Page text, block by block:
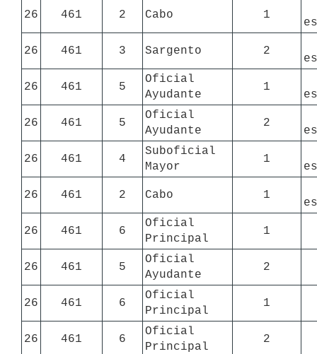
26 461 2 Cabo 1
26 461 3 Sargento 2
26 461 5
Oficial
Ayudante
1
26 461 5
Oficial
Ayudante
2
26 461 4
Suboficial
Mayor
1
26 461 2 Cabo 1
26 461 6
Oficial
Principal
1
26 461 5
Oficial
Ayudante
2
26 461 6
Oficial
Principal
1
26 461 6
Oficial
Principal
2